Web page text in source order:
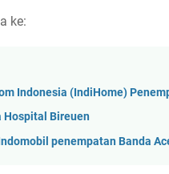
ke:
Indonesia (IndiHome)
Hospital Bireuen
penempatan Banda